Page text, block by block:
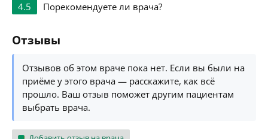
4.5
Порекомендуете ли врача?
Отзывы
Отзывов об этом враче пока нет. Если вы были на
приёме у этого врача — расскажите, как всё
прошло. Ваш отзыв поможет другим пациентам
выбрать врача.